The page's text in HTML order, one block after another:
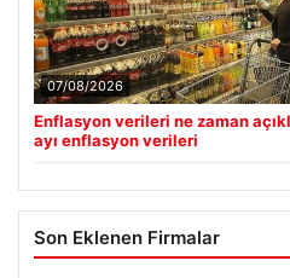
07/08/2026
Enflasyon verileri ne zaman
ayı enflasyon verileri
Son Eklenen Firmalar